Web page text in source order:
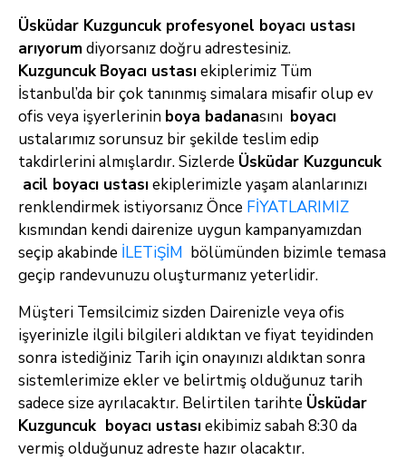
Üsküdar Kuzguncuk profesyonel boyacı ustası
arıyorumdiyorsanız doğru adrestesiniz.
Kuzguncuk Boyacı ustasıekiplerimiz Tüm
İstanbul’da bir çok tanınmış simalara misafir olup ev
ofis veya işyerlerinin boya badanasını boyacı
ustalarımız sorunsuz bir şekilde teslim edip
takdirlerini almışlardır. Sizlerde Üsküdar Kuzguncuk
acil boyacı ustasıekiplerimizle yaşam alanlarınızı
renklendirmek istiyorsanız Önce FİYATLARIMIZ
kısmından kendi dairenize uygun kampanyamızdan
seçip akabinde İLETiŞİM bölümünden bizimle temasa
geçip randevunuzu oluşturmanız yeterlidir.
Müşteri Temsilcimiz sizden Dairenizle veya ofis
işyerinizle ilgili bilgileri aldıktan ve fiyat teyidinden
sonra istediğiniz Tarih için onayınızı aldıktan sonra
sistemlerimize ekler ve belirtmiş olduğunuz tarih
sadece size ayrılacaktır. Belirtilen tarihte Üsküdar
Kuzguncuk boyacı ustasıekibimiz sabah 8:30 da
vermiş olduğunuz adreste hazır olacaktır.